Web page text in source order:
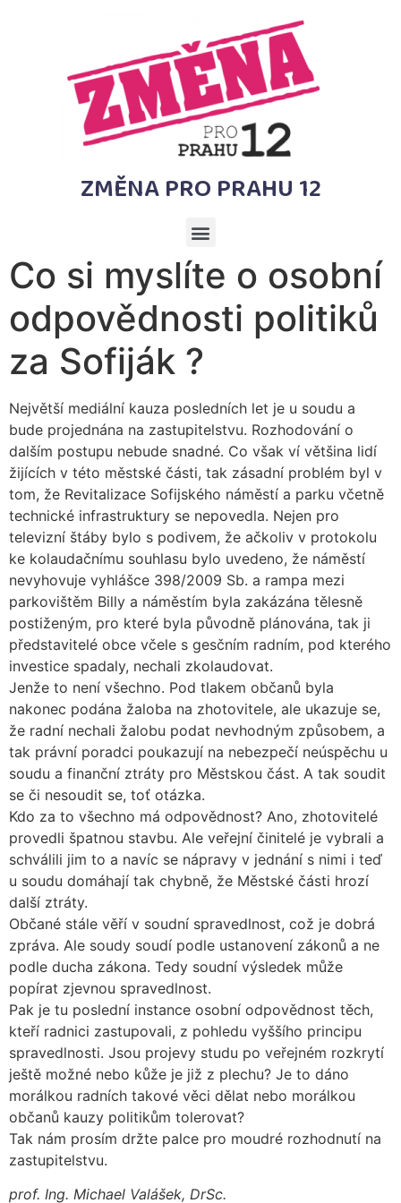
ZMĚNA PRO PRAHU 12
Co si myslíte o osobní
odpovědnosti politiků
za Sofiják ?
Největší mediální kauza posledních let je u soudu a
bude projednána na zastupitelstvu. Rozhodování o
dalším postupu nebude snadné. Co však ví většina lidí
žijících v této městské části, tak zásadní problém byl v
tom, že Revitalizace Sofijského náměstí a parku včetně
technické infrastruktury se nepovedla. Nejen pro
televizní štáby bylo s podivem, že ačkoliv v protokolu
ke kolaudačnímu souhlasu bylo uvedeno, že náměstí
nevyhovuje vyhlášce 398/2009 Sb. a rampa mezi
parkovištěm Billy a náměstím byla zakázána tělesně
postiženým, pro které byla původně plánována, tak ji
představitelé obce včele s gesčním radním, pod kterého
investice spadaly, nechali zkolaudovat.
Jenže to není všechno. Pod tlakem občanů byla
nakonec podána žaloba na zhotovitele, ale ukazuje se,
že radní nechali žalobu podat nevhodným způsobem, a
tak právní poradci poukazují na nebezpečí neúspěchu u
soudu a finanční ztráty pro Městskou část. A tak soudit
se či nesoudit se, toť otázka.
Kdo za to všechno má odpovědnost? Ano, zhotovitelé
provedli špatnou stavbu. Ale veřejní činitelé je vybrali a
schválili jim to a navíc se nápravy v jednání s nimi i teď
u soudu domáhají tak chybně, že Městské části hrozí
další ztráty.
Občané stále věří v soudní spravedlnost, což je dobrá
zpráva. Ale soudy soudí podle ustanovení zákonů a ne
podle ducha zákona. Tedy soudní výsledek může
popírat zjevnou spravedlnost.
Pak je tu poslední instance osobní odpovědnost těch,
kteří radnici zastupovali, z pohledu vyššího principu
spravedlnosti. Jsou projevy studu po veřejném rozkrytí
ještě možné nebo kůže je již z plechu? Je to dáno
morálkou radních takové věci dělat nebo morálkou
občanů kauzy politikům tolerovat?
Tak nám prosím držte palce pro moudré rozhodnutí na
zastupitelstvu.
prof. Ing. Michael Valášek, DrSc.